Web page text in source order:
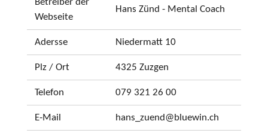
Betreiber der
Webseite
Hans Zünd - Mental Coach
Adersse Niedermatt 10
Plz / Ort 4325 Zuzgen
Telefon 079 321 26 00
E-Mail hans_zuend@bluewin.ch